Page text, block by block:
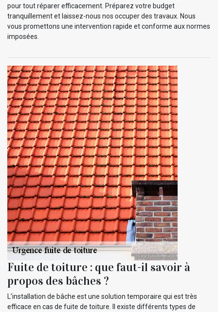
pour tout réparer efficacement. Préparez votre budget
tranquillement et laissez-nous nos occuper des travaux. Nous
vous promettons une intervention rapide et conforme aux normes
imposées.
Fuite de toiture : que faut-il savoir à
propos des bâches ?
L’installation de bâche est une solution temporaire qui est très
efficace en cas de fuite de toiture. Il existe différents types de